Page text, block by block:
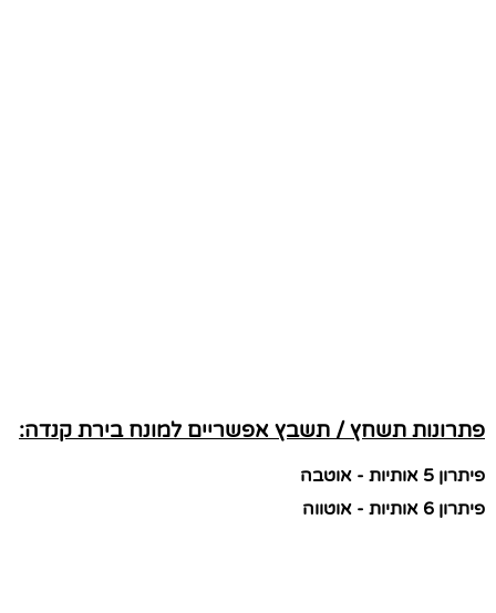
פתרונות תשחץ / תשבץ אפשריים למונח בירת קנדה:
פיתרון 5 אותיות - אוטבה
פיתרון 6 אותיות - אוטווה